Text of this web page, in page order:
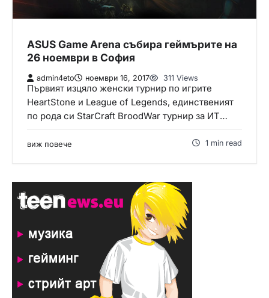
ASUS Game Arena събира геймърите на
26 ноември в София
admin4eto ноември 16, 2017 311 Views
Първият изцяло женски турнир по игрите
HeartStone и League of Legends, единственият
по рода си StarCraft BroodWar турнир за ИТ…
виж повече 1 min read